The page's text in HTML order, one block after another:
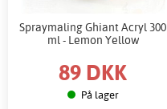
Spraymaling Ghiant Acryl 300
ml - Lemon Yellow
89 DKK
På lager